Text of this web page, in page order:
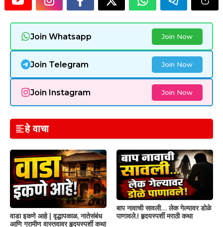
Join Whatsapp Join Now
Join Telegram Join Now
Join Instagram Join Now
हे वाचा
वाडा इकणे आहे | वृद्धापकाळ, नातेसंबंध
आणि ग्रामीण वास्तवावर हृदयस्पर्शी कथा
बाप नावाची सावली… लेक गेल्यावर डोळे
पाणावले.! हृदयस्पर्शी मराठी कथा